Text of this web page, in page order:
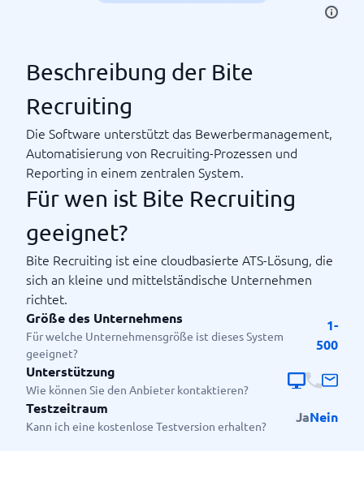
Beschreibung der Bite
Recruiting
Die Software unterstützt das Bewerbermanagement,
Automatisierung von Recruiting-Prozessen und
Reporting in einem zentralen System.
Für wen ist Bite Recruiting
geeignet?
Bite Recruiting ist eine cloudbasierte ATS-Lösung, die
sich an kleine und mittelständische Unternehmen
richtet.
Größe des Unternehmens
Für welche Unternehmensgröße ist dieses System
geeignet?
1-
500
Unterstützung
Wie können Sie den Anbieter kontaktieren?
Testzeitraum
Kann ich eine kostenlose Testversion erhalten?
JaNein